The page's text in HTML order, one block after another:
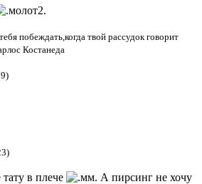
побеждать,когда твой рассудок говорит
Костанеда
в плече
А пирсинг не хочу